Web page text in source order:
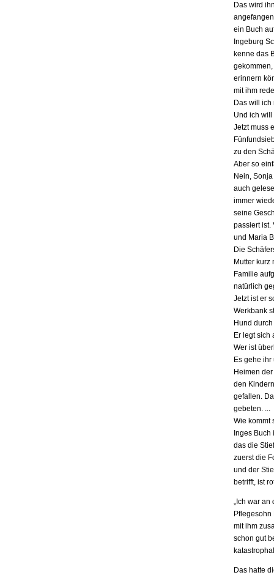
Das wird
ein Buch
Ingeburg
kenne das
erinnern
mit ihm
Das will
Und ich
Jetzt muss
zu den
Aber so
Nein,
auch
immer
seine
passiert ist.
und Maria
Die
Mutter
Familie
natürlich
Jetzt ist er
Werkbank
Hund
Er legt sich
Wer ist
Es gehe
Heimen
den
gefallen.
gebeten. ...
Wie kommt
Inges
das die
zuerst die
und der
betrifft, ist
„Ich war
Pflegesohn
mit ihm
schon gut
Das hatte